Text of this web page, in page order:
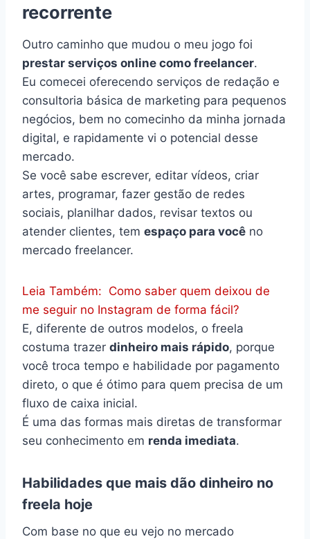
recorrente
Outro caminho que mudou o meu jogo foi
prestar serviços online como freelancer.
Eu comecei oferecendo serviços de redação e
consultoria básica de marketing para pequenos
negócios, bem no comecinho da minha jornada
digital, e rapidamente vi o potencial desse
mercado.
Se você sabe escrever, editar vídeos, criar
artes, programar, fazer gestão de redes
sociais, planilhar dados, revisar textos ou
atender clientes, tem espaço para você no
mercado freelancer.
Leia Também: Como saber quem deixou de
me seguir no Instagram de forma fácil?
E, diferente de outros modelos, o freela
costuma trazer dinheiro mais rápido, porque
você troca tempo e habilidade por pagamento
direto, o que é ótimo para quem precisa de um
fluxo de caixa inicial.
É uma das formas mais diretas de transformar
seu conhecimento em renda imediata.
Habilidades que mais dão dinheiro no
freela hoje
Com base no que eu vejo no mercado